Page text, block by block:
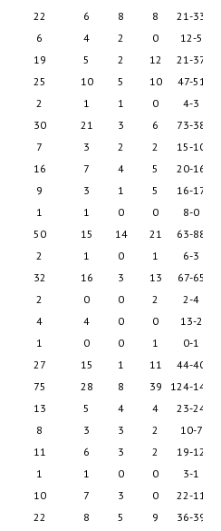
22 6 8 8
21-33
6 4 2 0
12-5
19 5 2 12
21-37
25 10 5 10
47-51
2 1 1 0
4-3
30 21 3 6
73-38
7 3 2 2
15-10
16 7 4 5
20-16
9 3 1 5
16-17
1 1 0 0
8-0
50 15 14 21
63-88
2 1 0 1
6-3
32 16 3 13
67-65
2 0 0 2
2-4
4 4 0 0
13-2
1 0 0 1
0-1
27 15 1 11
44-40
75 28 8 39
124-147
13 5 4 4
23-24
8 3 3 2
10-7
11 6 3 2
19-12
1 1 0 0
3-1
10 7 3 0
22-11
22 8 5 9
36-39